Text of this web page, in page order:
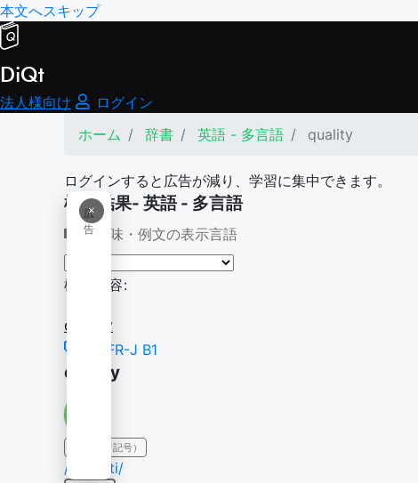
本文へスキップ
DiQt
法人様向け
ログイン
ホーム
辞書 英語 - 多言語 quality
ログインすると広告が減り、学習に集中できます。
×
広
告
検索結果- 英語 - 多言語
意味・例文の表示言語
検索内容:
quality
CEFR-J B1
quality
IPA（発音記号）
/ˈkwɒlɪti/